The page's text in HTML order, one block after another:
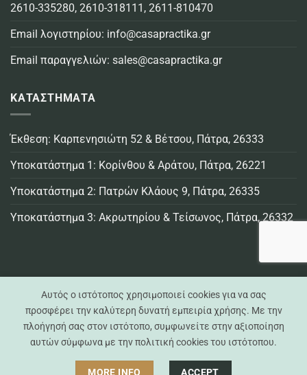
2610-335280, 2610-318111 , 2611-810470
Email λογιστηρίου: info@casapractika.gr
Email παραγγελιών: sales@casapractika.gr
ΚΑΤΑΣΤΗΜΑΤΑ
Έκθεση: Καρπενησιώτη 52 & Βέτσου, Πάτρα, 26333
Υποκατάστημα 1: Κορίνθου & Αράτου, Πάτρα, 26221
Υποκατάστημα 2: Πατρών Κλάους 9, Πάτρα, 26335
Υποκατάστημα 3: Ακρωτηρίου & Τείσωνος, Πάτρα, 26332
MasterCardCredit
Bank
Cash
Casa Practika © 2021 -2026 - All Rights Reserved
Αυτός ο ιστότοπος χρησιμοποιεί cookies για να σας
προσφέρει την καλύτερη δυνατή εμπειρία χρήσης. Με την
πλοήγησή σας στον ιστότοπο, συμφωνείτε στην αξιοποίηση
αυτών σύμφωνα με την πολιτική cookies του ιστότοπου.
MORE INFO ACCEPT